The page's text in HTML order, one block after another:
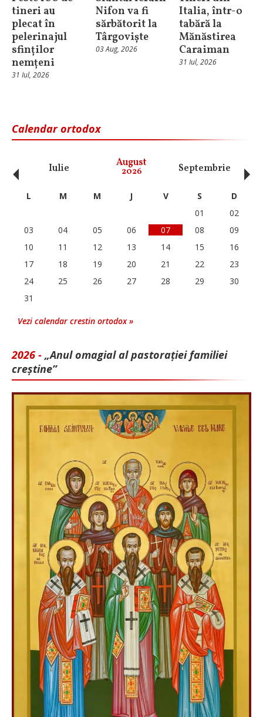
tineri au
plecat în
pelerinajul
sfinților
nemțeni
31 Iul, 2026
Nifon va fi
sărbătorit la
Târgoviște
03 Aug, 2026
Italia, într-o
tabără la
Mănăstirea
Caraiman
31 Iul, 2026
Calendar ortodox
Iulie August
2026 Septembrie
‹ L M M J V S
D
01
02
03
04 05 06 07 08
09
10
11 12 13 14 15
16
17
18 19 20 21 22
23
24
25 26 27 28 29
30
31
Vezi calendar crestin ortodox »
2026 - „Anul omagial al pastorației familiei
creștine”